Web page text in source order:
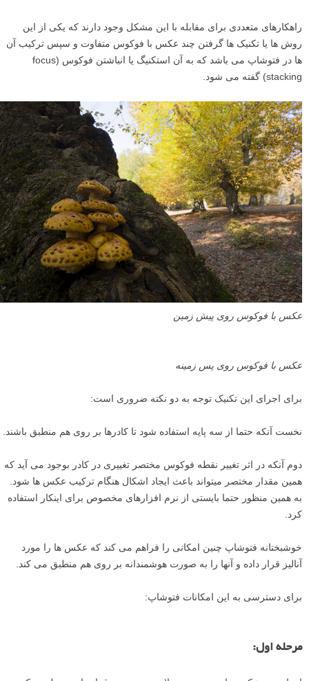
راهکارهای متعددی برای مقابله با این مشکل وجود دارند که یکی از این
روش ها یا تکنیک ها گرفتن چند عکس با فوکوس متفاوت و سپس ترکیب آن
ها در فتوشاپ می باشد که به آن استکنیگ یا انباشتن فوکوس (focus
stacking) گفته می شود.
عکس با فوکوس روی پیش زمین
عکس با فوکوس روی پس زمینه
دوم آنکه در اثر تغییر نقطه فوکوس مختصر تغییری در کادر بوجود می آید که